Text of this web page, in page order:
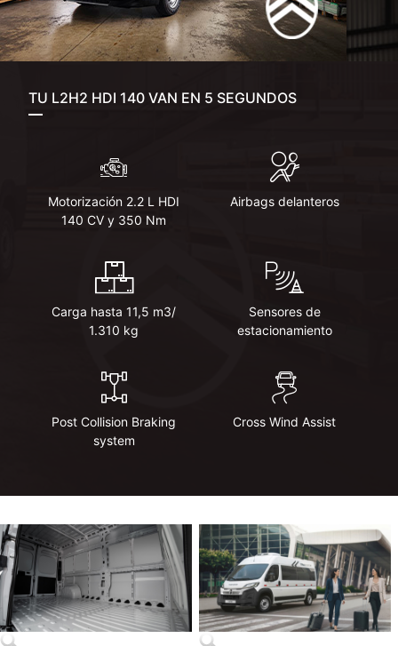
TU L2H2 HDI 140 VAN EN 5 SEGUNDOS
Motorización 2.2 L HDI
140 CV y 350 Nm
Airbags delanteros
Carga hasta 11,5 m3/
1.310 kg
Sensores de
estacionamiento
Post Collision Braking
system
Cross Wind Assist